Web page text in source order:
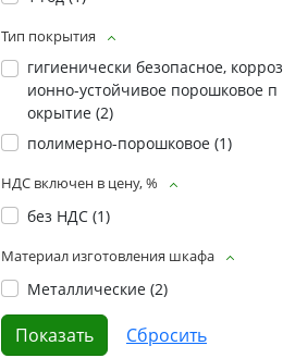
Тип покрытия
гигиенически безопасное, корроз
ионно-устойчивое порошковое п
окрытие (2)
полимерно-порошковое (1)
НДС включен в цену, %
без НДС (1)
Материал изготовления шкафа
Металлические (2)